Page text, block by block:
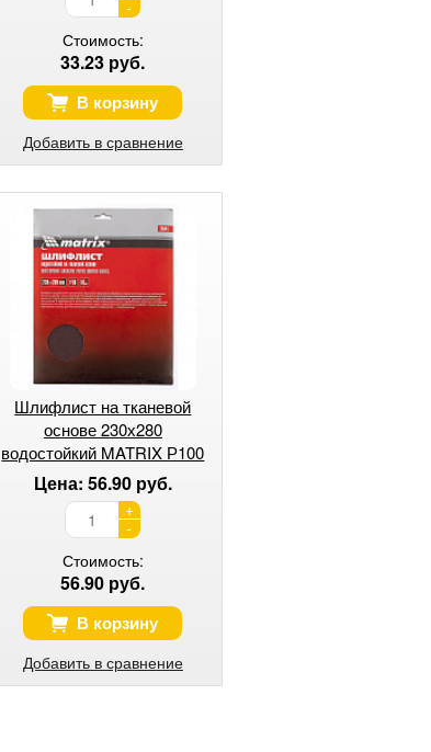
-
Стоимость:
33.23 руб.
В корзину
Добавить в сравнение
Шлифлист на тканевой
основе 230х280
водостойкий MATRIX Р100
Цена: 56.90 руб.
+
-
Стоимость:
56.90 руб.
В корзину
Добавить в сравнение